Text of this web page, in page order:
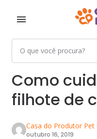
Como
filhote de
Casa do Produtor Pet
outubro 16, 2019